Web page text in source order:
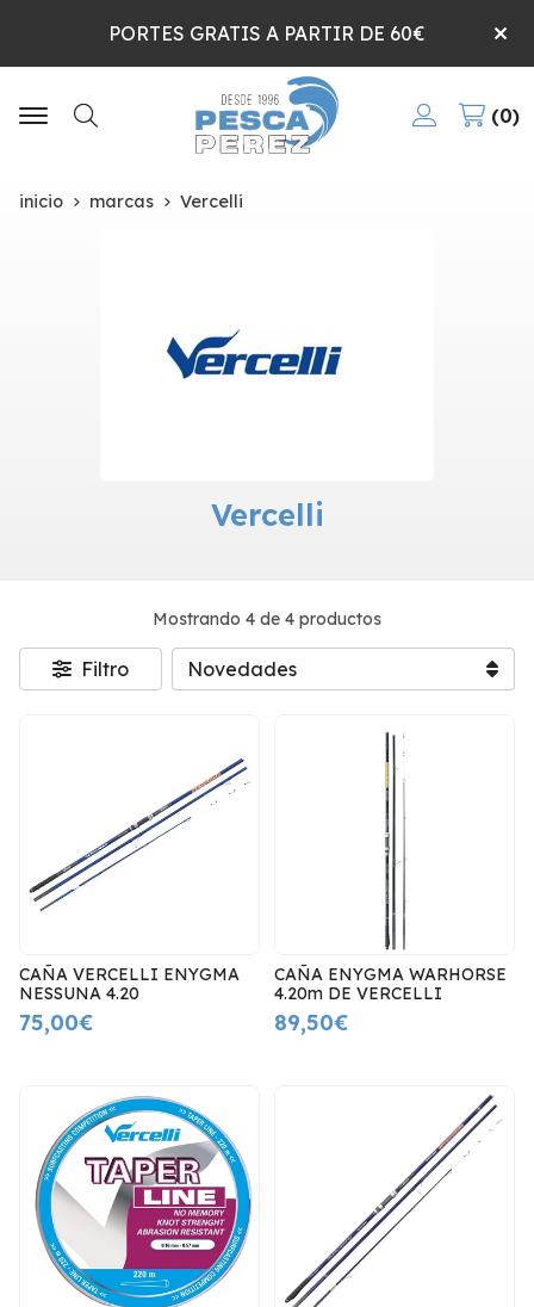
PORTES GRATIS A PARTIR DE 60€
Buscar
0
inicio marcas Vercelli
Vercelli
Mostrando 4 de 4 productos
Filtro
CAÑA VERCELLI ENYGMA
NESSUNA 4.20
75,00€
CAÑA ENYGMA WARHORSE
4.20m DE VERCELLI
89,50€